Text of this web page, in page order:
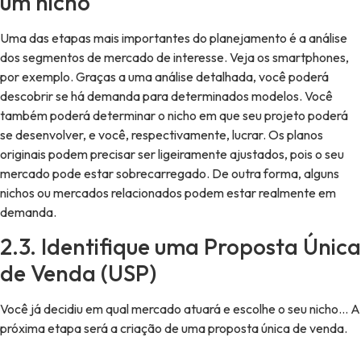
Uma das etapas mais importantes do planejamento é a análise
dos segmentos de mercado de interesse. Veja os smartphones,
por exemplo. Graças a uma análise detalhada, você poderá
descobrir se há demanda para determinados modelos. Você
também poderá determinar o nicho em que seu projeto poderá
se desenvolver, e você, respectivamente, lucrar. Os planos
originais podem precisar ser ligeiramente ajustados, pois o seu
mercado pode estar sobrecarregado. De outra forma, alguns
nichos ou mercados relacionados podem estar realmente em
demanda.
2.3. Identifique uma Proposta Única
de Venda (USP)
Você já decidiu em qual mercado atuará e escolhe o seu nicho… A
próxima etapa será a criação de uma proposta única de venda.